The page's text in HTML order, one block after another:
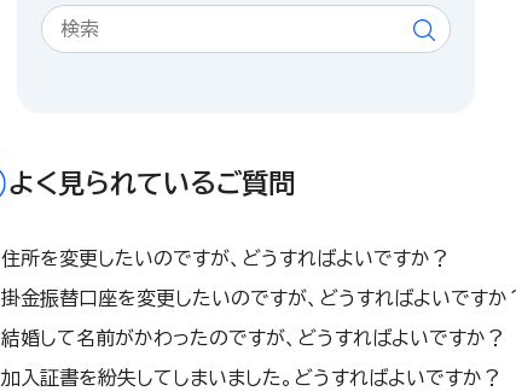
よく見られているご質問
住所を変更したいのですが、どうすればよいですか？
掛金振替口座を変更したいのですが、どうすればよいですか
結婚して名前がかわったのですが、どうすればよいですか？
加入証書を紛失してしまいました。どうすればよいですか？